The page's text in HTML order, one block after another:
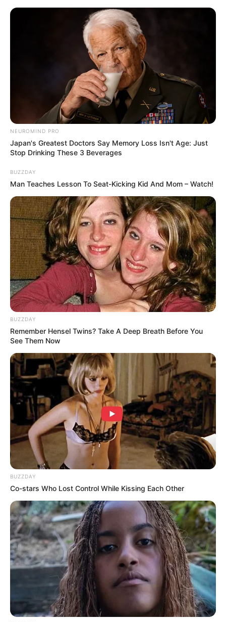
NEUROMIND PRO
Japan's Greatest Doctors Say Memory Loss Isn't Age: Just
Stop Drinking These 3 Beverages
BUZZDAY
Man Teaches Lesson To Seat-Kicking Kid And Mom – Watch!
BUZZDAY
Remember Hensel Twins? Take A Deep Breath Before You
See Them Now
BUZZDAY
Co-stars Who Lost Control While Kissing Each Other